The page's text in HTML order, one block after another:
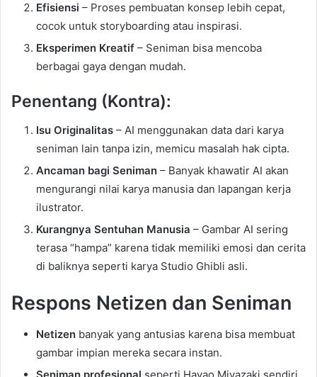
Efisiensi – Proses pembuatan konsep lebih cepat,
cocok untuk storyboarding atau inspirasi.
Eksperimen Kreatif – Seniman bisa mencoba
berbagai gaya dengan mudah.
Penentang (Kontra):
Isu Originalitas – AI menggunakan data dari karya
seniman lain tanpa izin, memicu masalah hak cipta.
Ancaman bagi Seniman – Banyak khawatir AI akan
mengurangi nilai karya manusia dan lapangan kerja
ilustrator.
Kurangnya Sentuhan Manusia – Gambar AI sering
terasa “hampa” karena tidak memiliki emosi dan cerita
di baliknya seperti karya Studio Ghibli asli.
Respons Netizen dan Seniman
Netizen banyak yang antusias karena bisa membuat
gambar impian mereka secara instan.